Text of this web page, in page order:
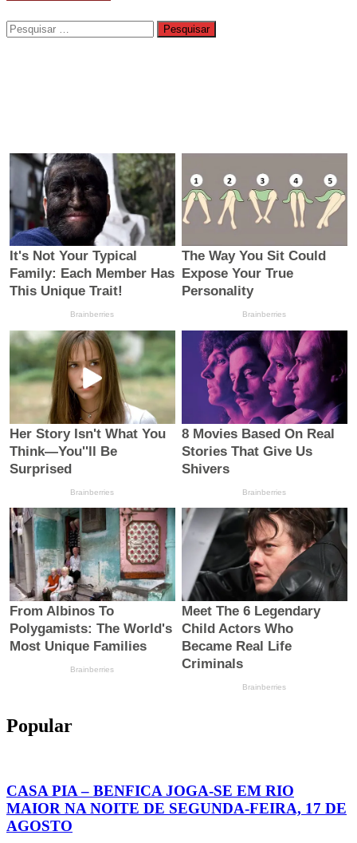
Pesquisar
por:
Popular
CASA PIA – BENFICA JOGA-SE EM RIO
MAIOR NA NOITE DE SEGUNDA-FEIRA, 17 DE
AGOSTO